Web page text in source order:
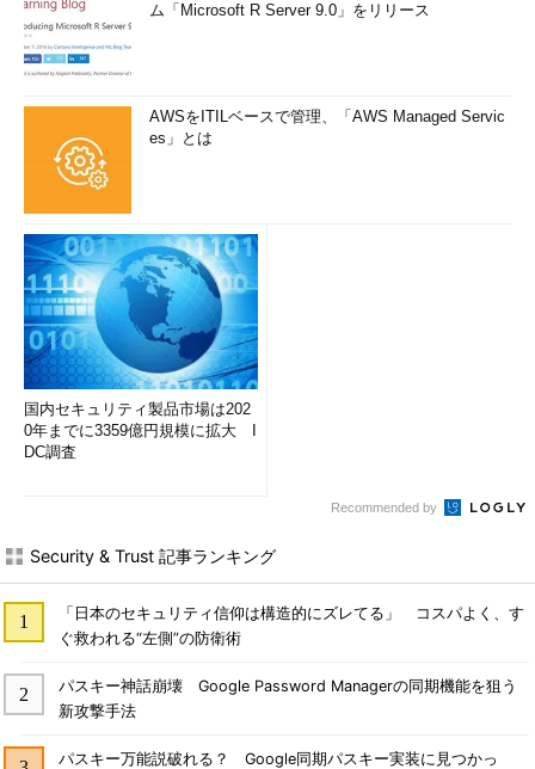
ム「Microsoft R Server 9.0」をリリース
AWSをITILベースで管理、「AWS Managed Servic
es」とは
国内セキュリティ製品市場は202
0年までに3359億円規模に拡大 I
DC調査
Recommended by
Security & Trust 記事ランキング
「日本のセキュリティ信仰は構造的にズレてる」 コスパよく、す
ぐ救われる“左側”の防衛術
パスキー神話崩壊 Google Password Managerの同期機能を狙う
新攻撃手法
パスキー万能説破れる？ Google同期パスキー実装に見つかっ